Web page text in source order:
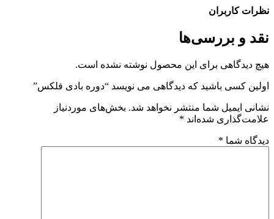
کاربران
و بررسی‌ها
دیدگاهی برای این محصول نوشته نشده است.
کسی باشید که دیدگاهی می نویسد “دوره بادی فلکس”
ایمیل شما منتشر نخواهد شد. بخش‌های موردنیاز
شده‌اند*
شما*